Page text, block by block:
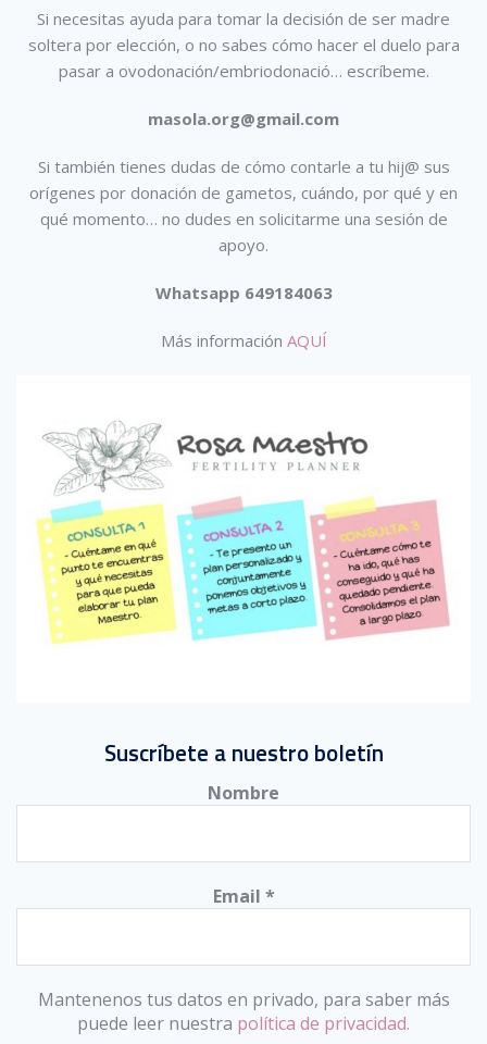
Si necesitas ayuda para tomar la decisión de ser madre
soltera por elección, o no sabes cómo hacer el duelo para
pasar a ovodonación/embriodonació… escríbeme.
masola.org@gmail.com
Si también tienes dudas de cómo contarle a tu hij@ sus
orígenes por donación de gametos, cuándo, por qué y en
qué momento… no dudes en solicitarme una sesión de
apoyo.
Whatsapp 649184063
Más información AQUÍ
Suscríbete a nuestro boletín
Nombre
Email *
Mantenenos tus datos en privado, para saber más
puede leer nuestra política de privacidad.